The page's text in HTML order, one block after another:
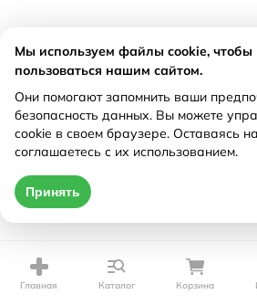
Главная Каталог Корзина
Мы используем файлы cookie,
пользоваться нашим сайтом.
Они помогают запомнить ваши
безопасность данных. Вы можете
cookie в своем браузере. Оставаясь
соглашаетесь с их использованием.
Принять